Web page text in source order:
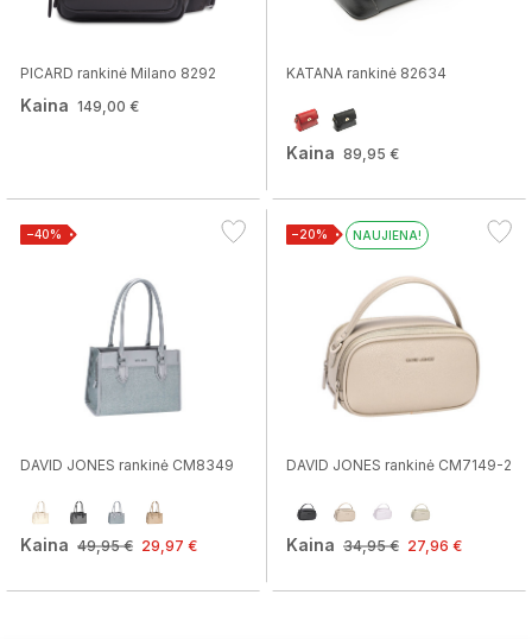
PICARD rankinė Milano 8292
Kaina 149,00 €
KATANA rankinė 82634
Kaina 89,95 €
−40%
DAVID JONES rankinė CM8349
Kaina 49,95 € 29,97 €
−20% NAUJIENA!
DAVID JONES rankinė CM7149-2
Kaina 34,95 € 27,96 €